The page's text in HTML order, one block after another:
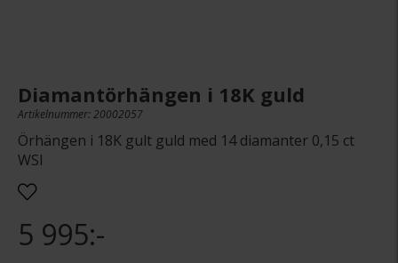
Diamantörhängen i 18K guld
Artikelnummer: 20002057
Örhängen i 18K gult guld med 14 diamanter 0,15 ct
WSI
5 995:-